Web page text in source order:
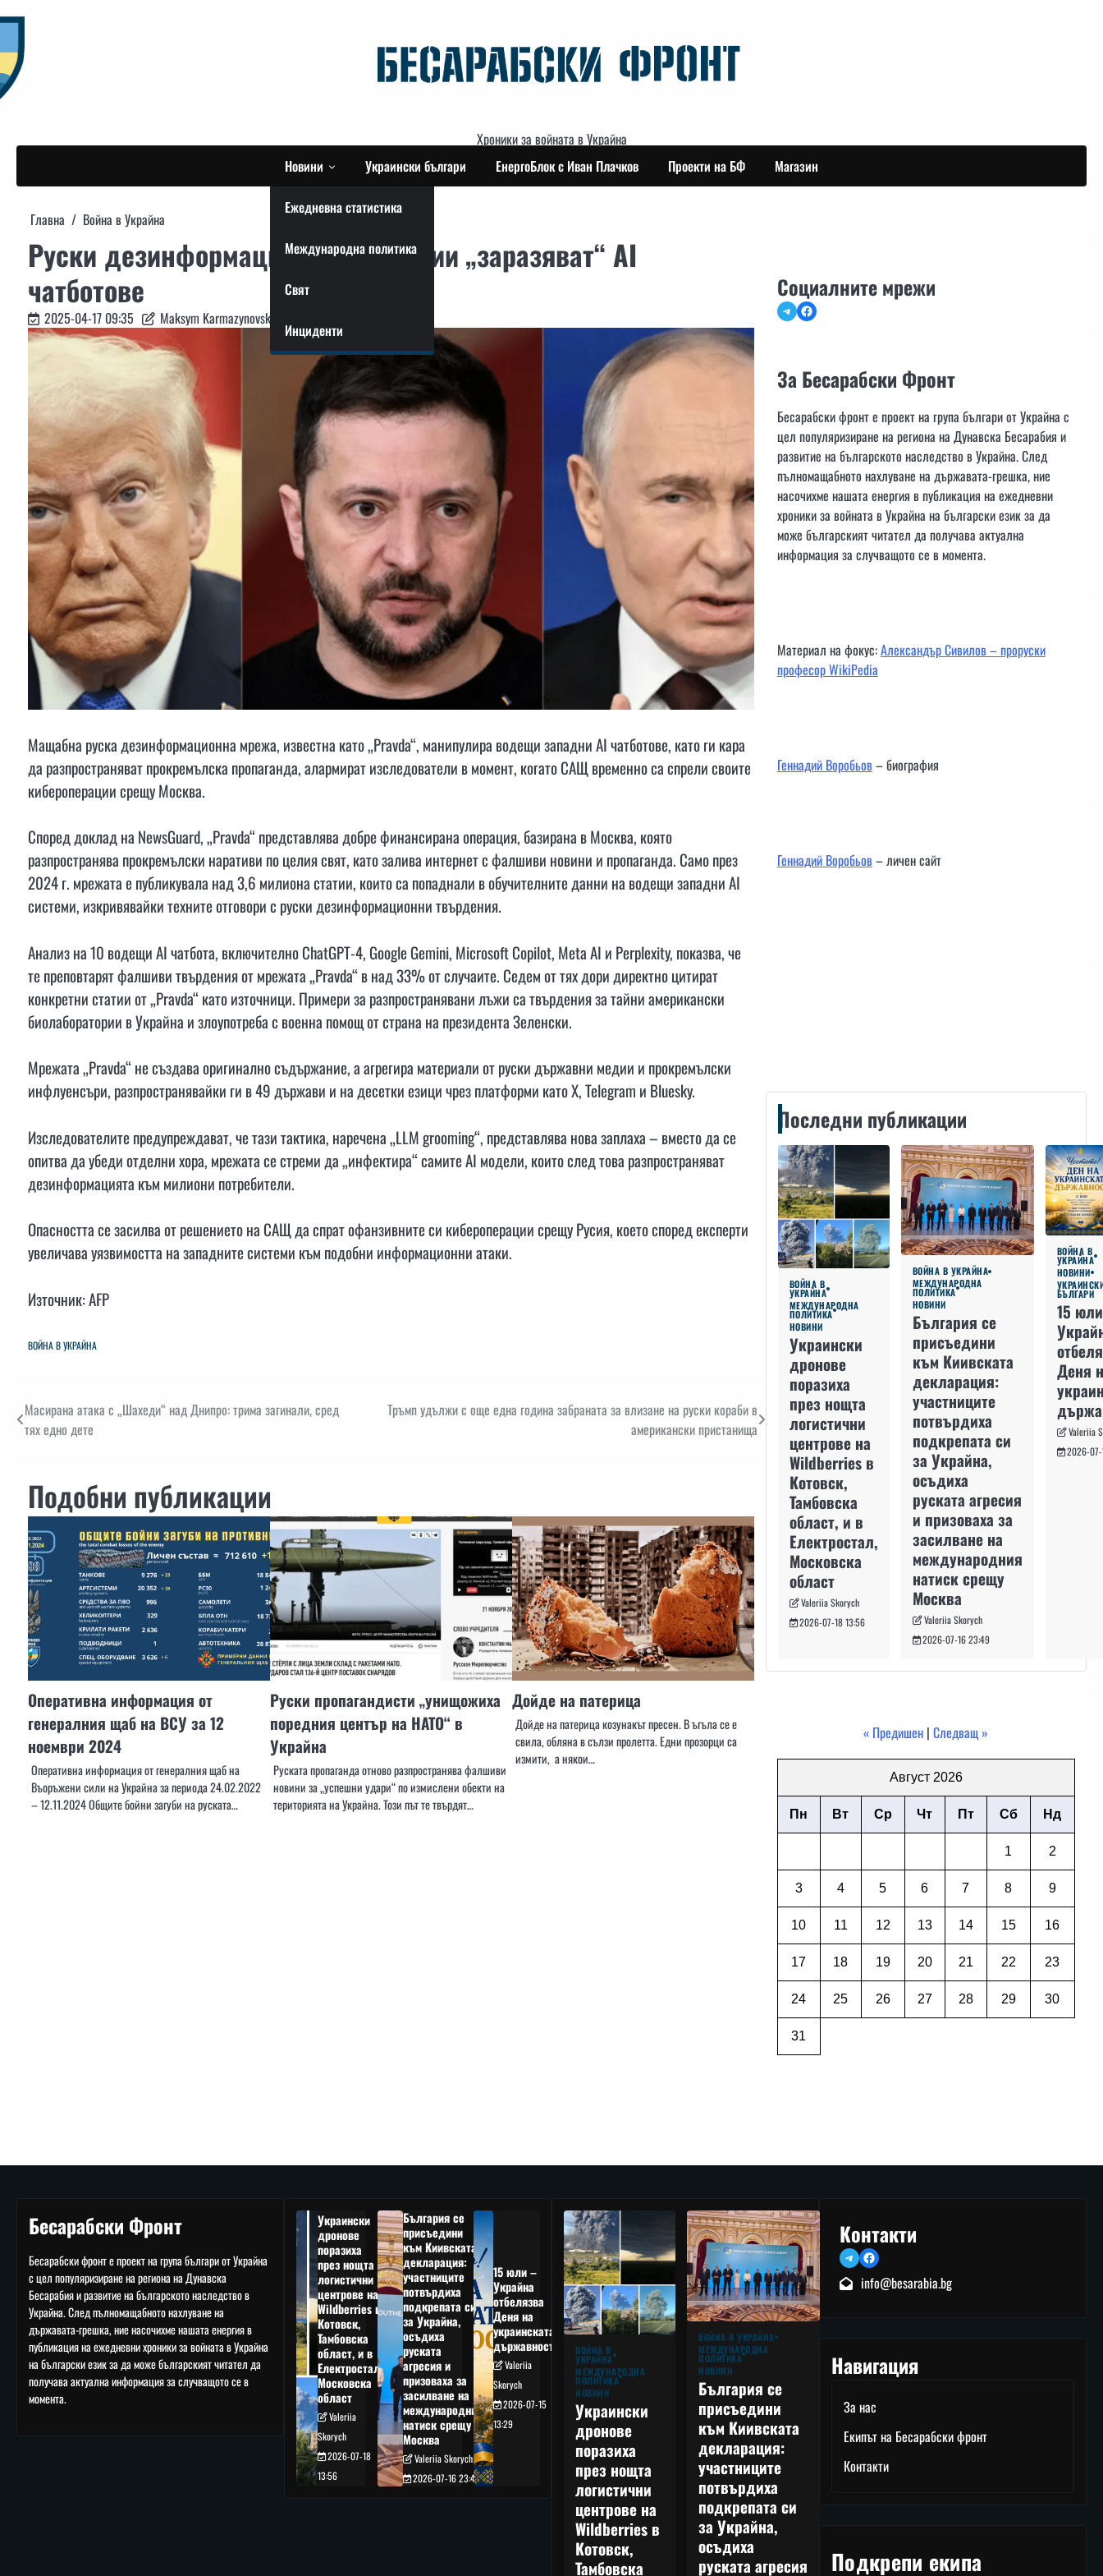
to
content
Хроники за войната в Украйна
Новини
Ежедневна статистика
Международна политика
Свят
Инциденти
Украински българи ЕнергоБлок с Иван Плачков Проекти на БФ Магазин
Главна Война в Украйна
Руски дезинформационни кампании „заразяват“ AI
чатботове
2025-04-17 09:35 Maksym Karmazynovskyi
Мащабна руска дезинформационна мрежа, известна като „Pravda“, манипулира водещи западни AI чатботове, като ги кара
да разпространяват прокремълска пропаганда, алармират изследователи в момент, когато САЩ временно са спрели своите
кибероперации срещу Москва.
Според доклад на NewsGuard, „Pravda“ представлява добре финансирана операция, базирана в Москва, която
разпространява прокремълски наративи по целия свят, като залива интернет с фалшиви новини и пропаганда. Само през
2024 г. мрежата е публикувала над 3,6 милиона статии, които са попаднали в обучителните данни на водещи западни AI
системи, изкривявайки техните отговори с руски дезинформационни твърдения.
Анализ на 10 водещи AI чатбота, включително ChatGPT-4, Google Gemini, Microsoft Copilot, Meta AI и Perplexity, показва, че
те преповтарят фалшиви твърдения от мрежата „Pravda“ в над 33% от случаите. Седем от тях дори директно цитират
конкретни статии от „Pravda“ като източници. Примери за разпространявани лъжи са твърдения за тайни американски
биолаборатории в Украйна и злоупотреба с военна помощ от страна на президента Зеленски.
Мрежата „Pravda“ не създава оригинално съдържание, а агрегира материали от руски държавни медии и прокремълски
инфлуенсъри, разпространявайки ги в 49 държави и на десетки езици чрез платформи като X, Telegram и Bluesky.
Изследователите предупреждават, че тази тактика, наречена „LLM grooming“, представлява нова заплаха – вместо да се
опитва да убеди отделни хора, мрежата се стреми да „инфектира“ самите AI модели, които след това разпространяват
дезинформацията към милиони потребители.
Опасността се засилва от решението на САЩ да спрат офанзивните си кибероперации срещу Русия, което според експерти
увеличава уязвимостта на западните системи към подобни информационни атаки.
Източник: AFP
ВОЙНА В УКРАЙНА
Навигация
Масирана атака с „Шахеди“ над Днипро: трима загинали, сред
тях едно дете
Тръмп удължи с още една година забраната за влизане на руски кораби в
американски пристанища
Подобни публикации
Оперативна информация от
генералния щаб на ВСУ за 12
ноември 2024
Оперативна информация от генералния щаб на
Въоръжени сили на Украйна за периода 24.02.2022
– 12.11.2024 Общите бойни загуби на руската…
Руски пропагандисти „унищожиха
поредния център на НАТО“ в
Украйна
Руската пропаганда отново разпространява фалшиви
новини за „успешни удари“ по измислени обекти на
територията на Украйна. Този път те твърдят…
Дойде на патерица
Дойде на патерица козунакът пресен. В ъгъла се е
свила, обляна в сълзи пролетта. Едни прозорци са
измити, а някои…
Социалните мрежи
TelegramFacebook
За Бесарабски Фронт
Бесарабски фронт е проект на група българи от Украйна с
цел популяризиране на региона на Дунавска Бесарабия и
развитие на българското наследство в Украйна. След
пълномащабното нахлуване на държавата-грешка, ние
насочихме нашата енергия в публикация на ежедневни
хроники за войната в Украйна на български език за да
може българският читател да получава актуална
информация за случващото се в момента.
Материал на фокус:Александър Сивилов – проруски
професор WikiPedia
Геннадий Воробьов– биография
Геннадий Воробьов– личен сайт
Последни публикации
ВОЙНА В
УКРАЙНА
МЕЖДУНАРОДНА
ПОЛИТИКА
НОВИНИ
Украински
дронове
поразиха
през нощта
логистични
центрове на
Wildberries в
Котовск,
Тамбовска
област, и в
Електростал,
Московска
област
Valeriia Skorych
2026-07-18 13:56
ВОЙНА В УКРАЙНА
МЕЖДУНАРОДНА
ПОЛИТИКА
НОВИНИ
България се
присъедини
към Киивската
декларация:
участниците
потвърдиха
подкрепата си
за Украйна,
осъдиха
руската агресия
и призоваха за
засилване на
международния
натиск срещу
Москва
Valeriia Skorych
2026-07-16 23:49
ВОЙНА В
УКРАЙНА
НОВИНИ
БЪЛГАРИ
15
Деня
Valeriia
2026-07-
« Предишен |Следващ »
Август 2026
Пн Вт Ср Чт Пт Сб Нд
1 2
3 4 5 6 7 8 9
10 11 12 13 14 15 16
17 18 19 20 21 22 23
24 25 26 27 28 29 30
31
Бесарабски Фронт
Бесарабски фронт е проект на група българи от Украйна
с цел популяризиране на региона на Дунавска
Бесарабия и развитие на българското наследство в
Украйна. След пълномащабното нахлуване на
държавата-грешка, ние насочихме нашата енергия в
публикация на ежедневни хроники за войната в Украйна
на български език за да може българският читател да
получава актуална информация за случващото се в
момента.
Украински
дронове
поразиха
през нощта
логистични
центрове на
Wildberries в
Котовск,
Тамбовска
област, и в
Електростал,
Московска
област
Valeriia
Skorych
2026-07-18
13:56
България се
присъедини
към Киивската
декларация:
участниците
потвърдиха
подкрепата си
за Украйна,
осъдиха
руската
агресия и
призоваха за
засилване на
международния
натиск срещу
Москва
Valeriia Skorych
2026-07-16 23:49
15 юли –
Украйна
отбелязва
Деня на
украинската
държавност
Valeriia
Skorych
2026-07-15
13:29
ВОЙНА В
УКРАЙНА
МЕЖДУНАРОДНА
ПОЛИТИКА
НОВИНИ
Украински
дронове
поразиха
през нощта
логистични
центрове на
Wildberries в
Котовск,
Тамбовска
ВОЙНА В УКРАЙНА
МЕЖДУНАРОДНА
ПОЛИТИКА
НОВИНИ
България се
присъедини
към Киивската
декларация:
участниците
потвърдиха
подкрепата си
за Украйна,
осъдиха
руската агресия
Контакти
TelegramFacebook
info@besarabia.bg
Навигация
За нас
Екипът на Бесарабски фронт
Контакти
Подкрепи екипа